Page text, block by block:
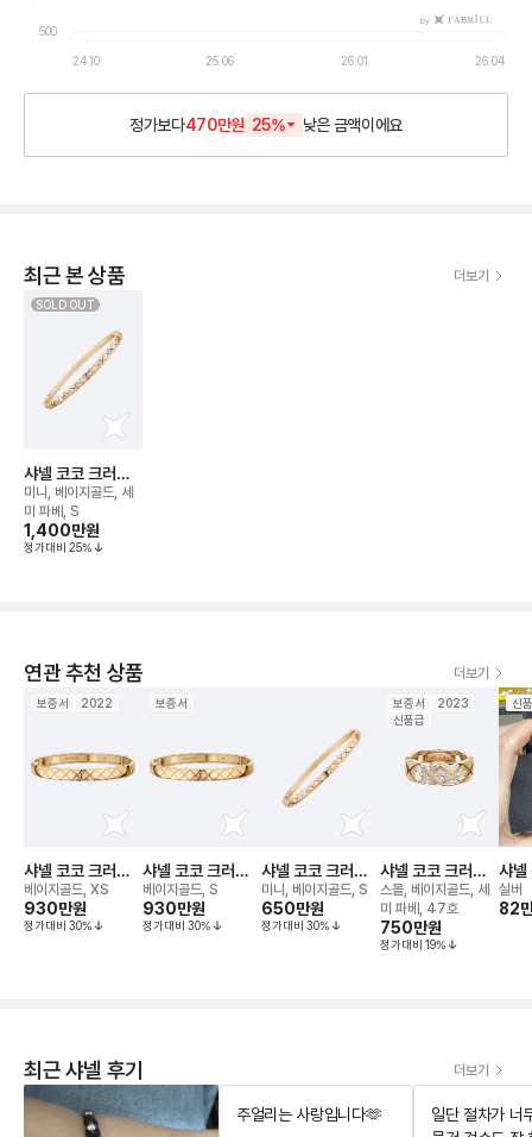
500
24.10 25.06 26.01 26.04
by
정가보다470만원 25% 낮은금액이에요
최근 본 상품 더보기
SOLD OUT
샤넬 코코 크러쉬
뱅글 브레이슬릿
미니, 베이지골드, 세
미 파베, S
1,400만원
정가대비 25%
연관 추천 상품 더보기
보증서 2022
샤넬 코코 크러쉬
브레이슬릿
베이지골드, XS
930만원
정가대비 30%
보증서
샤넬 코코 크러쉬
브레이슬릿
베이지골드, S
930만원
정가대비 30%
샤넬 코코 크러쉬
뱅글 브레이슬릿
미니, 베이지골드, S
650만원
정가대비 30%
보증서
2023
신품급
샤넬 코코 크러쉬
링
스몰, 베이지골드, 세
미 파베, 47호
750만원
정가대비 19%
신
샤넬
걸이
실버
82
최근 샤넬 후기 더보기
주얼리는 사랑입니다🫶
일단 절차가 너